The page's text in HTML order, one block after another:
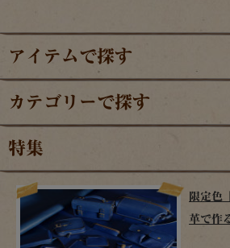
アイテムで探す
カテゴリーで探す
特集
限定色
革で作